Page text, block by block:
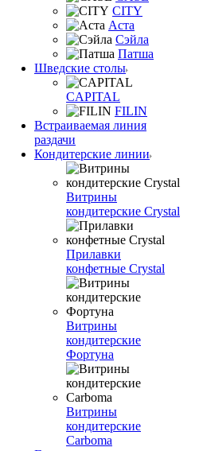
CITY
Аста
Сэйла
Патша
Шведские столы
CAPITAL
FILIN
Встраиваемая линия
раздачи
Кондитерские линии
Витрины
кондитерские Crystal
Прилавки
конфетные Crystal
Витрины
кондитерские
Фортуна
Витрины
кондитерские
Carboma